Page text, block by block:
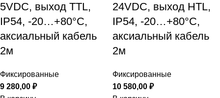
5VDC, выход TTL,
IP54, -20…+80°C,
аксиальный кабель
2м
Фиксированные
9 280,00 ₽
24VDC, выход HTL,
IP54, -20…+80°C,
аксиальный кабель
2м
Фиксированные
10 580,00 ₽